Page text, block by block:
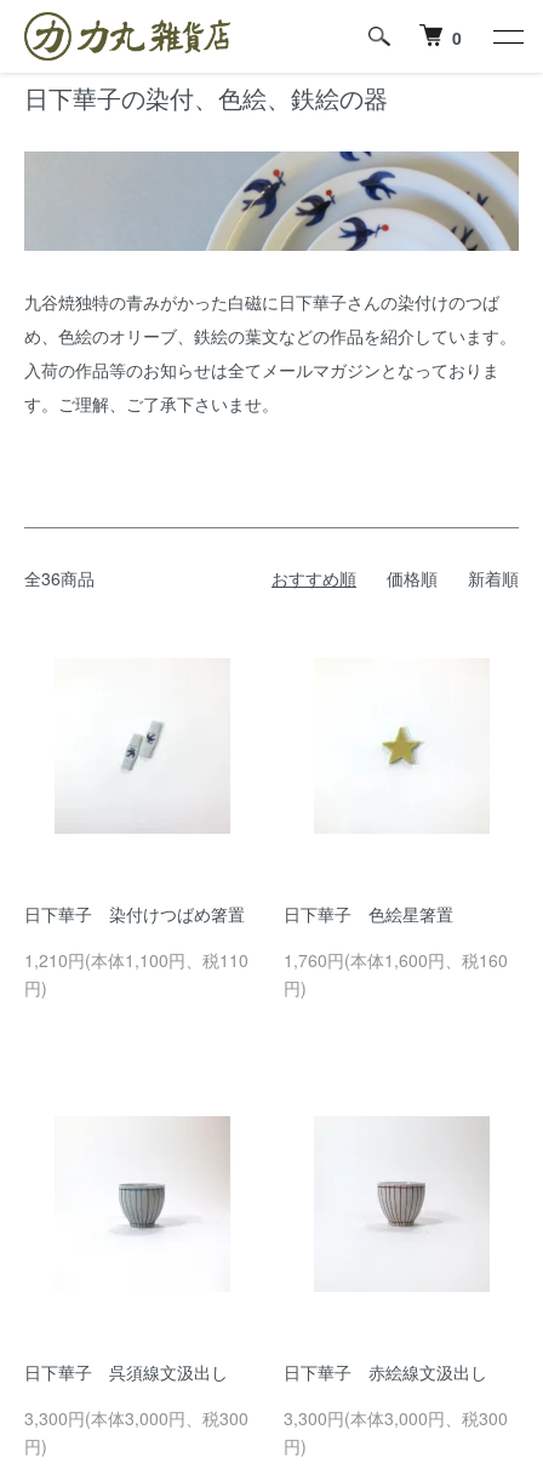
0
ホーム 日下華子の染付、色絵、鉄絵の器
日下華子の染付、色絵、鉄絵の器
九谷焼独特の青みがかった白磁に日下華子さんの染付けのつば
め、色絵のオリーブ、鉄絵の葉文などの作品を紹介しています。
入荷の作品等のお知らせは全てメールマガジンとなっておりま
す。ご理解、ご了承下さいませ。
全36商品 おすすめ順 価格順 新着順
日下華子 染付けつばめ箸置
1,210円(本体1,100円、税110
円)
日下華子 色絵星箸置
1,760円(本体1,600円、税160
円)
日下華子 呉須線文汲出し
3,300円(本体3,000円、税300
円)
日下華子 赤絵線文汲出し
3,300円(本体3,000円、税300
円)